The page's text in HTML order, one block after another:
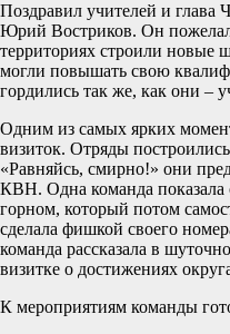
Поздравил учителей и глава
Юрий Востриков. Он
территориях строили новые
могли повышать свою
гордились так же, как они –
Одним из самых ярких
визиток. Отряды
«Равняйсь, смирно!» они
КВН. Одна команда показала
горном, который потом
сделала фишкой своего
команда рассказала в
визитке о достижениях
К мероприятиям команды